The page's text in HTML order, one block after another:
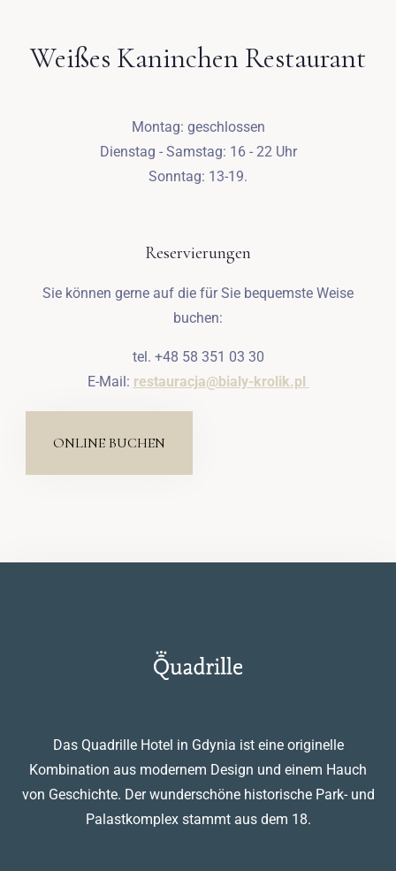
Weißes Kaninchen Restaurant
Montag: geschlossen
Dienstag - Samstag: 16 - 22 Uhr
Sonntag: 13-19.
Reservierungen
Sie können gerne auf die für Sie bequemste Weise
buchen:
tel. +48 58 351 03 30
E-Mail: restauracja@bialy-krolik.pl
ONLINE BUCHEN
Das Quadrille Hotel in Gdynia ist eine originelle
Kombination aus modernem Design und einem Hauch
von Geschichte. Der wunderschöne historische Park- und
Palastkomplex stammt aus dem 18.
Anreise